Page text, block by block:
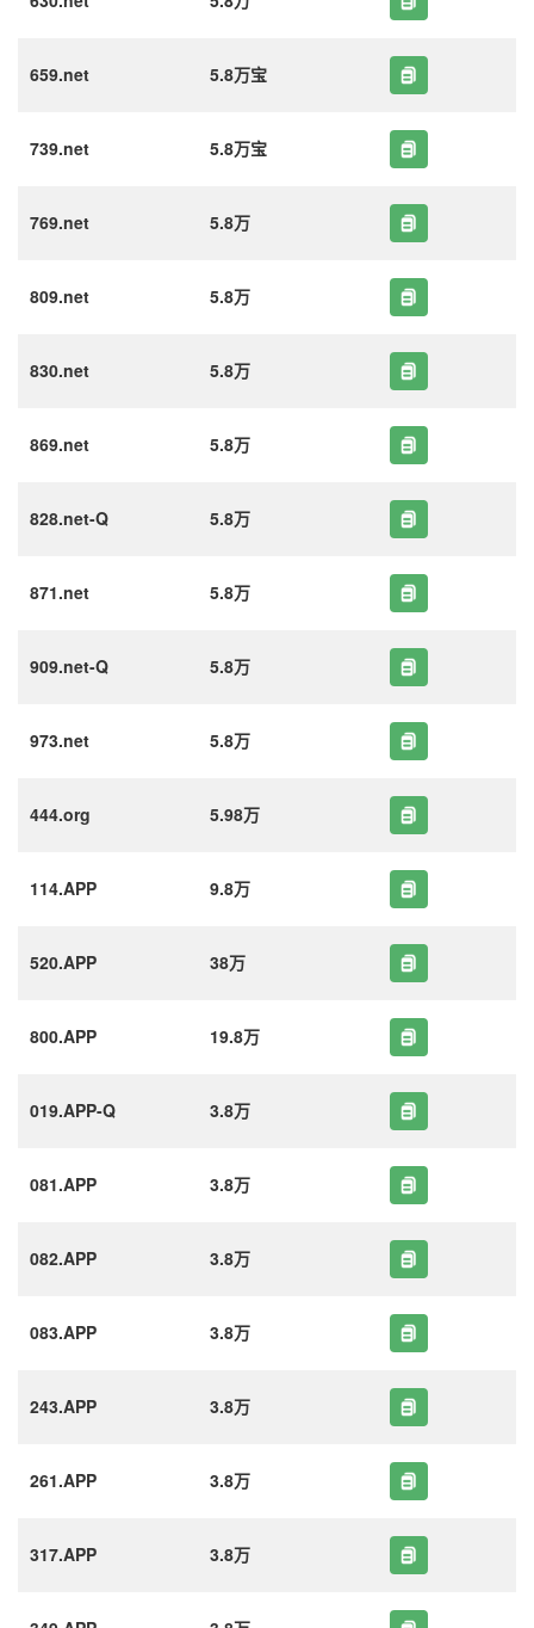
659.net 5.8万宝
739.net 5.8万宝
769.net 5.8万
809.net 5.8万
830.net 5.8万
869.net 5.8万
828.net-Q 5.8万
871.net 5.8万
909.net-Q 5.8万
973.net 5.8万
444.org 5.98万
114.APP 9.8万
520.APP 38万
800.APP 19.8万
019.APP-Q 3.8万
081.APP 3.8万
082.APP 3.8万
083.APP 3.8万
243.APP 3.8万
261.APP 3.8万
317.APP 3.8万